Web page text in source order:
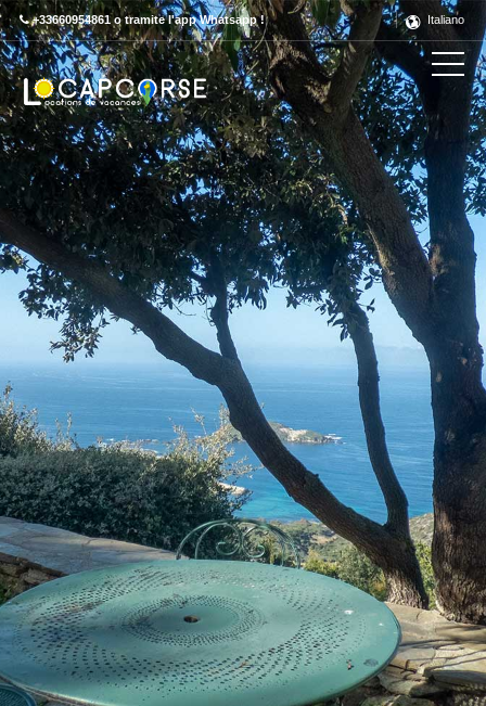
+33660954861 o tramite l'app Whatsapp ! Italiano
Découvrez ce label en détail